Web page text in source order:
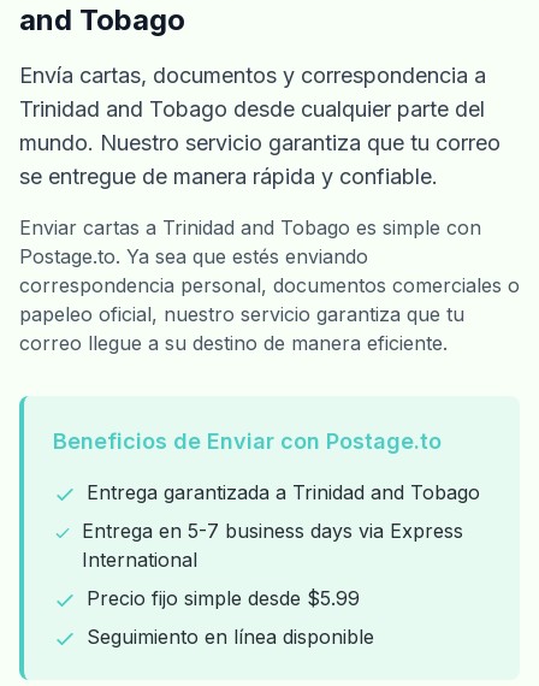
and Tobago
Envía cartas, documentos y correspondencia a
Trinidad and Tobago desde cualquier parte del
mundo. Nuestro servicio garantiza que tu correo
se entregue de manera rápida y confiable.
Enviar cartas a Trinidad and Tobago es simple con
Postage.to. Ya sea que estés enviando
correspondencia personal, documentos comerciales o
papeleo oficial, nuestro servicio garantiza que tu
correo llegue a su destino de manera eficiente.
Beneficios de Enviar con Postage.to
Entrega garantizada a Trinidad and Tobago
Entrega en 5-7 business days via Express
International
Precio fijo simple desde $5.99
Seguimiento en línea disponible